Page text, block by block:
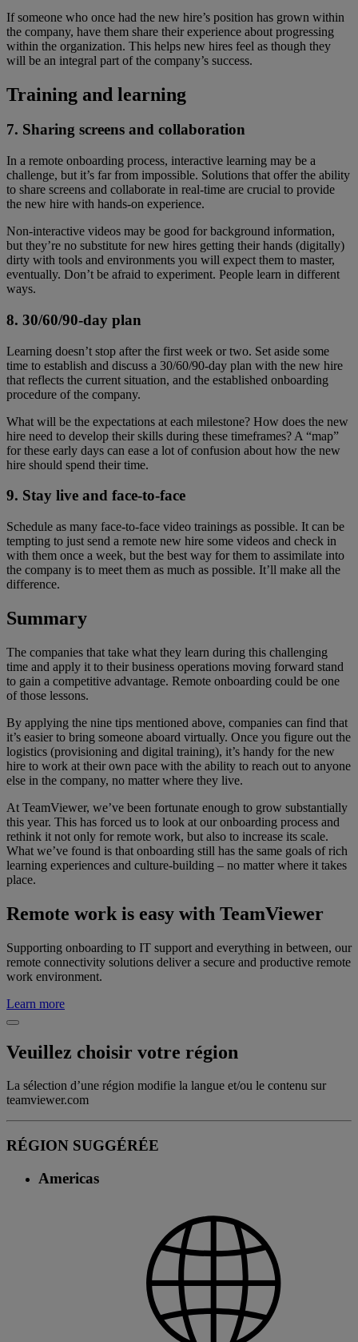
If someone who once had the new hire’s position has grown within
the company, have them share their experience about progressing
within the organization. This helps new hires feel as though they
will be an integral part of the company’s success.
Training and learning
7. Sharing screens and collaboration
In a remote onboarding process, interactive learning may be a
challenge, but it’s far from impossible. Solutions that offer the ability
to share screens and collaborate in real-time are crucial to provide
the new hire with hands-on experience.
Non-interactive videos may be good for background information,
but they’re no substitute for new hires getting their hands (digitally)
dirty with tools and environments you will expect them to master,
eventually. Don’t be afraid to experiment. People learn in different
ways.
8. 30/60/90-day plan
Learning doesn’t stop after the first week or two. Set aside some
time to establish and discuss a 30/60/90-day plan with the new hire
that reflects the current situation, and the established onboarding
procedure of the company.
What will be the expectations at each milestone? How does the new
hire need to develop their skills during these timeframes? A “map”
for these early days can ease a lot of confusion about how the new
hire should spend their time.
9. Stay live and face-to-face
Schedule as many face-to-face video trainings as possible. It can be
tempting to just send a remote new hire some videos and check in
with them once a week, but the best way for them to assimilate into
the company is to meet them as much as possible. It’ll make all the
difference.
Summary
The companies that take what they learn during this challenging
time and apply it to their business operations moving forward stand
to gain a competitive advantage. Remote onboarding could be one
of those lessons.
By applying the nine tips mentioned above, companies can find that
it’s easier to bring someone aboard virtually. Once you figure out the
logistics (provisioning and digital training), it’s handy for the new
hire to work at their own pace with the ability to reach out to anyone
else in the company, no matter where they live.
At TeamViewer, we’ve been fortunate enough to grow substantially
this year. This has forced us to look at our onboarding process and
rethink it not only for remote work, but also to increase its scale.
What we’ve found is that onboarding still has the same goals of rich
learning experiences and culture-building – no matter where it takes
place.
Remote work is easy with TeamViewer
Supporting onboarding to IT support and everything in between, our
remote connectivity solutions deliver a secure and productive remote
work environment.
Learn more
Veuillez choisir votre région
La sélection d’une région modifie la langue et/ou le contenu sur
teamviewer.com
RÉGION SUGGÉRÉE
Americas